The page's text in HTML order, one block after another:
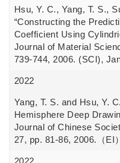
Hsu, Y. C., Yang, T. S.,
“Constructing the
Coefficient Using
Journal of Material
739-744, 2006. (SCI),
2022
Yang, T. S. and Hsu, Y.
Hemisphere Deep
Journal of Chinese
27, pp. 81-86, 2006.（EI